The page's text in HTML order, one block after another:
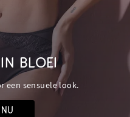
BLOEI
een sensuele look.